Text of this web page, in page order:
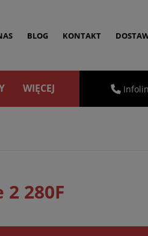
BLOG KONTAKT
WIĘCEJ
2 280F